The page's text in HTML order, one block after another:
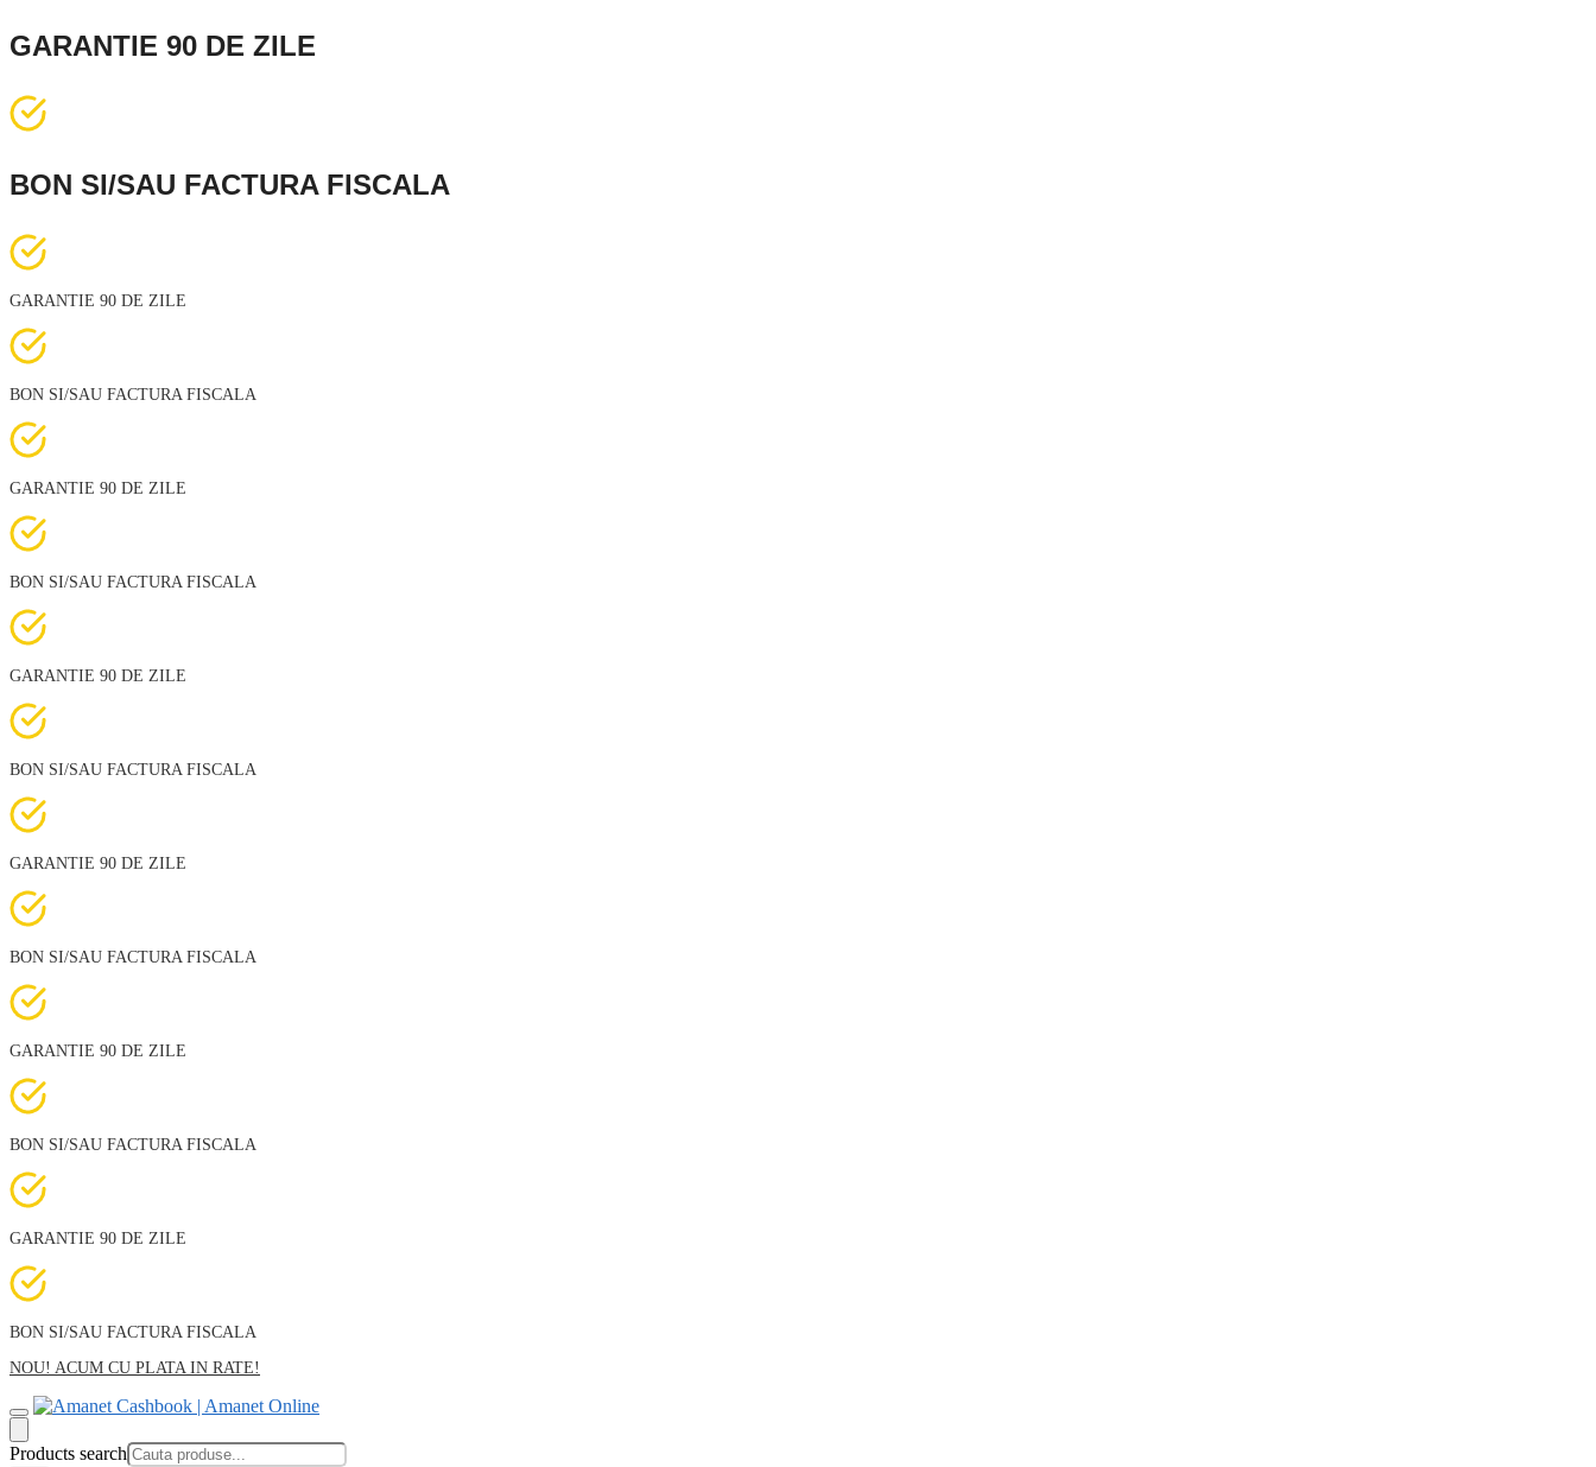
GARANTIE 90 DE ZILE
BON SI/SAU FACTURA FISCALA
GARANTIE 90 DE ZILE
BON SI/SAU FACTURA FISCALA
GARANTIE 90 DE ZILE
BON SI/SAU FACTURA FISCALA
GARANTIE 90 DE ZILE
BON SI/SAU FACTURA FISCALA
GARANTIE 90 DE ZILE
BON SI/SAU FACTURA FISCALA
GARANTIE 90 DE ZILE
BON SI/SAU FACTURA FISCALA
GARANTIE 90 DE ZILE
BON SI/SAU FACTURA FISCALA
NOU! ACUM CU PLATA IN RATE!
Products search